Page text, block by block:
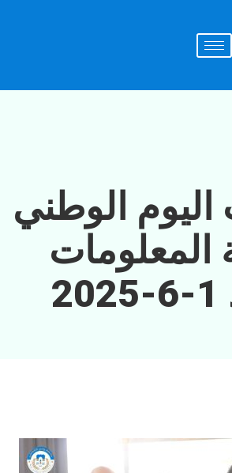
اليوم الوطني
المعلومات